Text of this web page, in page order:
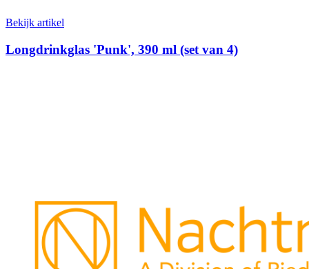
Bekijk artikel
Longdrinkglas 'Punk', 390 ml (set van 4)